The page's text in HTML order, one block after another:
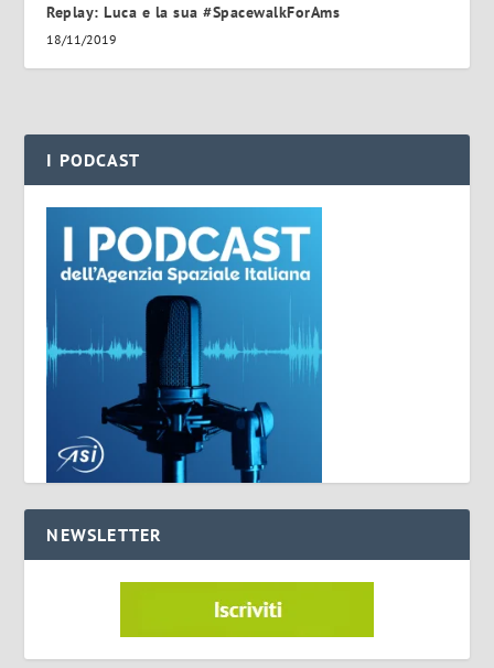
Replay: Luca e la sua #SpacewalkForAms
18/11/2019
I PODCAST
NEWSLETTER